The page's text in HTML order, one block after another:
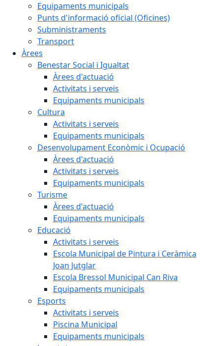
Equipaments municipals
Punts d'informació oficial (Oficines)
Subministraments
Transport
Àrees
Benestar Social i Igualtat
Àrees d'actuació
Activitats i serveis
Equipaments municipals
Cultura
Activitats i serveis
Equipaments municipals
Desenvolupament Econòmic i Ocupació
Àrees d'actuació
Activitats i serveis
Equipaments municipals
Turisme
Àrees d'actuació
Equipaments municipals
Educació
Activitats i serveis
Escola Municipal de Pintura i Ceràmica
Joan Jutglar
Escola Bressol Municipal Can Riva
Equipaments municipals
Esports
Activitats i serveis
Piscina Municipal
Equipaments municipals